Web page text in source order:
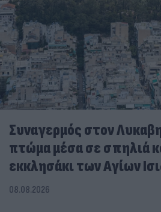
Συναγερμός στον
πτώμα μέσα σε σπηλιά
εκκλησάκι των Αγίων
08.08.2026